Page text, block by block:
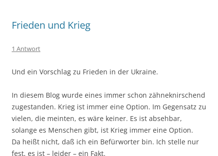
Frieden und Krieg
1 Antwort
Und ein Vorschlag zu Frieden in der Ukraine.
In diesem Blog wurde eines immer schon zähneknirschend
zugestanden. Krieg ist immer eine Option. Im Gegensatz zu
vielen, die meinten, es wäre keiner. Es ist absehbar,
solange es Menschen gibt, ist Krieg immer eine Option.
Da heißt nicht, daß ich ein Befürworter bin. Ich stelle nur
fest, es ist – leider – ein Fakt.